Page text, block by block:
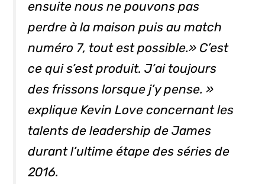
ensuite nous ne pouvons pas
perdre à la maison puis au match
numéro 7, tout est possible.» C’est
ce qui s’est produit. J’ai toujours
des frissons lorsque j’y pense. »
explique Kevin Love concernant les
talents de leadership de James
durant l’ultime étape des séries de
2016.